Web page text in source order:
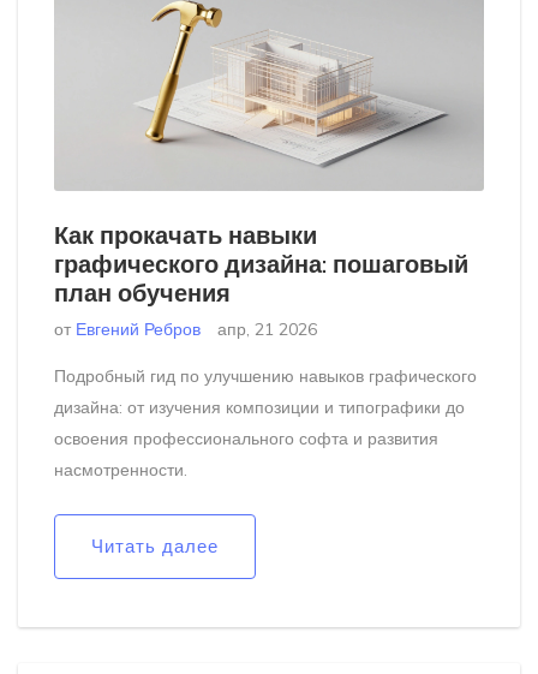
Как прокачать навыки
графического дизайна: пошаговый
план обучения
от Евгений Ребров апр, 21 2026
Подробный гид по улучшению навыков графического
дизайна: от изучения композиции и типографики до
освоения профессионального софта и развития
насмотренности.
Читать далее